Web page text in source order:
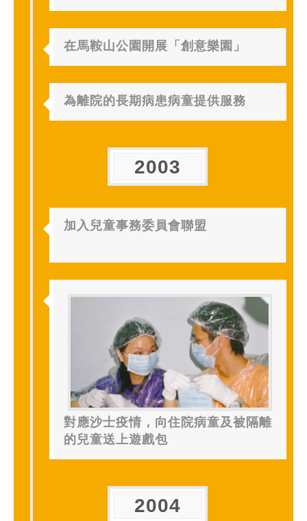
在馬鞍山公園開展「創意樂園」
為離院的長期病患病童提供服務
2003
加入兒童事務委員會聯盟
對應沙士疫情，向住院病童及被隔離
的兒童送上遊戲包
2004